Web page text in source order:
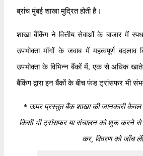
ब्रांच मुंबई शाखा मुद्रित होती है।
शाखा बैंकिंग ने वित्तीय सेवाओं के बाजार में
उपभोक्ता माँगों के जवाब में महत्वपूर्ण
उपभोक्ता के विभिन्न बैंकों में, एक से अधिक
बैंकिंग द्वारा इन बैंकों के बीच फंड ट्रांसफर भी
*ऊपर प्रस्तुत बैंक शाखा की जानकारी केवल
किसी भी ट्रांसफर या संचालन को शुरू करने
कर, विवरण को जाँच